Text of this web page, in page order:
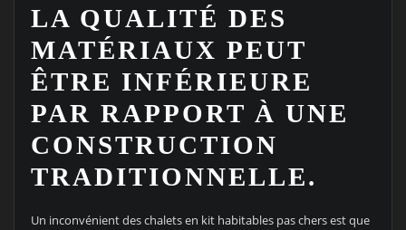
LA QUALITÉ DES
MATÉRIAUX PEUT
ÊTRE INFÉRIEURE
PAR RAPPORT À UNE
CONSTRUCTION
TRADITIONNELLE.
Un inconvénient des chalets en kit habitables pas chers est que